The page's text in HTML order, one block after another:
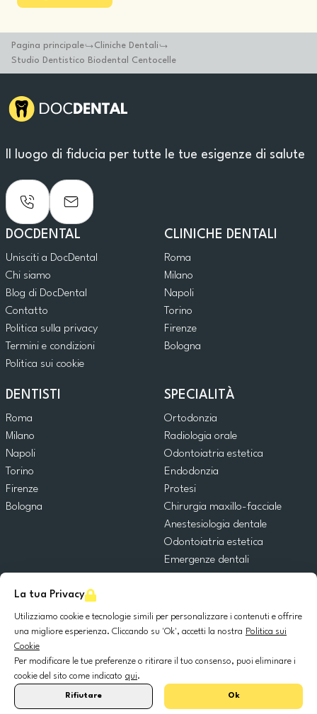
La tua Privacy
Utilizziamo cookie e tecnologie simili per personalizzare i contenuti e offrire
una migliore esperienza. Cliccando su 'Ok', accetti la nostra Politica sui
Cookie
Per modificare le tue preferenze o ritirare il tuo consenso, puoi eliminare i
cookie del sito come indicato qui.
Rifiutare Ok
Pagina principale
Cliniche Dentali
Studio Dentistico Biodental Centocelle
Il luogo di fiducia per tutte le tue esigenze di salute
DOCDENTAL
Unisciti a DocDental
Chi siamo
Blog di DocDental
Contatto
Politica sulla privacy
Termini e condizioni
Politica sui cookie
CLINICHE DENTALI
Roma
Milano
Napoli
Torino
Firenze
Bologna
DENTISTI
Roma
Milano
Napoli
Torino
Firenze
Bologna
SPECIALITÀ
Ortodonzia
Radiologia orale
Odontoiatria estetica
Endodonzia
Protesi
Chirurgia maxillo-facciale
Anestesiologia dentale
Odontoiatria estetica
Emergenze dentali
Chirurgia orale
Implantologia dentale
© 2025 DocDental. Tutti i diritti riservati.
United
España Polska